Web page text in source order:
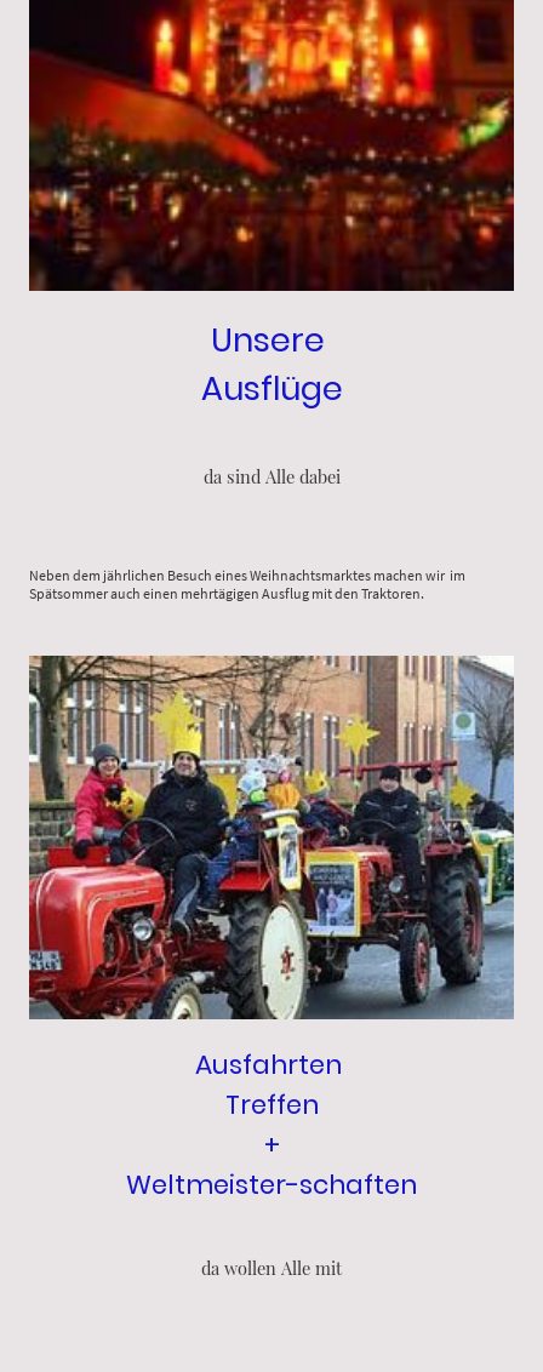
Unsere
Ausflüge
da sind Alle dabei
Neben dem jährlichen Besuch eines Weihnachtsmarktes machen wir im
Spätsommer auch einen mehrtägigen Ausflug mit den Traktoren.
Ausfahrten
Treffen
+
Weltmeister-schaften
da wollen Alle mit